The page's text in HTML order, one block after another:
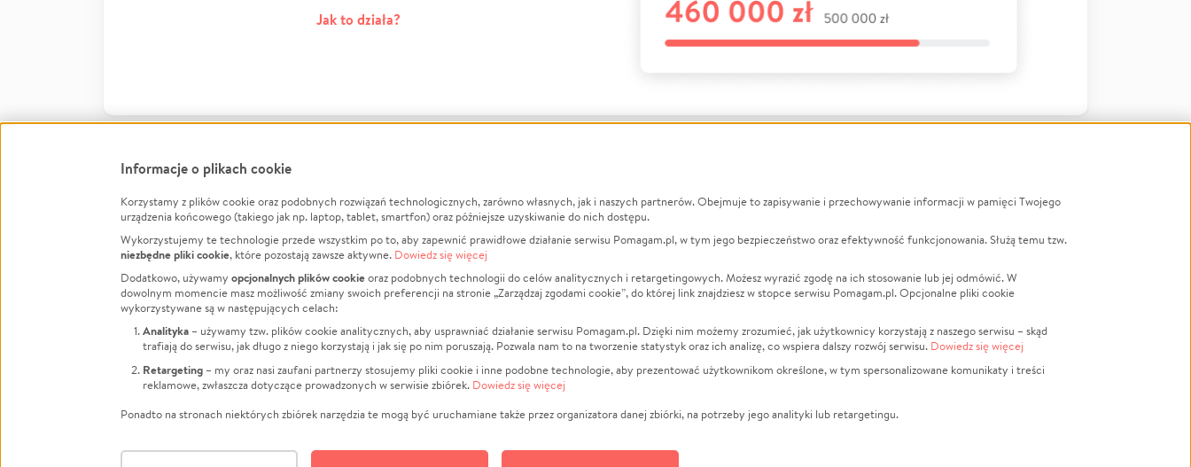
Jak to działa?
FacebookTwitter Instagram
LinkedInTikTok Youtube
Informacje
Jak to działa?
Regulamin
Polityka Prywatności
Kontakt
Porównanie serwisów
Polityka plików cookie
Zarządzaj zgodami cookie
O nas
Opinie
Raporty
Za darmo
Dla NGO
Fundacja Pomagam.pl
Zbieraj na
Leczenie
Zwierzęta
Pożar
Sport
Pomoc Finansowa
Pogrzeb
LGBTQ+
Powódź
Wichura
Religia
Edukacja
Informacje o plikach cookie
Korzystamy z plików cookie oraz podobnych rozwiązań technologicznych, zarówno własnych, jak i naszych partnerów. Obejmuje to zapisywanie i przechowywanie informacji w pamięci Twojego
urządzenia końcowego (takiego jak np. laptop, tablet, smartfon) oraz późniejsze uzyskiwanie do nich dostępu.
Wykorzystujemy te technologie przede wszystkim po to, aby zapewnić prawidłowe działanie serwisu Pomagam.pl, w tym jego bezpieczeństwo oraz efektywność funkcjonowania. Służą temu tzw.
niezbędne pliki cookie, które pozostają zawsze aktywne. Dowiedz się więcej
Dodatkowo, używamy opcjonalnych plików cookieoraz podobnych technologii do celów analitycznych i retargetingowych. Możesz wyrazić zgodę na ich stosowanie lub jej odmówić. W
dowolnym momencie masz możliwość zmiany swoich preferencji na stronie „Zarządzaj zgodami cookie”, do której link znajdziesz w stopce serwisu Pomagam.pl. Opcjonalne pliki cookie
wykorzystywane są w następujących celach:
Analityka – używamy tzw. plików cookie analitycznych, aby usprawniać działanie serwisu Pomagam.pl. Dzięki nim możemy zrozumieć, jak użytkownicy korzystają z naszego serwisu – skąd
trafiają do serwisu, jak długo z niego korzystają i jak się po nim poruszają. Pozwala nam to na tworzenie statystyk oraz ich analizę, co wspiera dalszy rozwój serwisu. Dowiedz się więcej
Retargeting – my oraz nasi zaufani partnerzy stosujemy pliki cookie i inne podobne technologie, aby prezentować użytkownikom określone, w tym spersonalizowane komunikaty i treści
reklamowe, zwłaszcza dotyczące prowadzonych w serwisie zbiórek. Dowiedz się więcej
Ponadto na stronach niektórych zbiórek narzędzia te mogą być uruchamiane także przez organizatora danej zbiórki, na potrzeby jego analityki lub retargetingu.